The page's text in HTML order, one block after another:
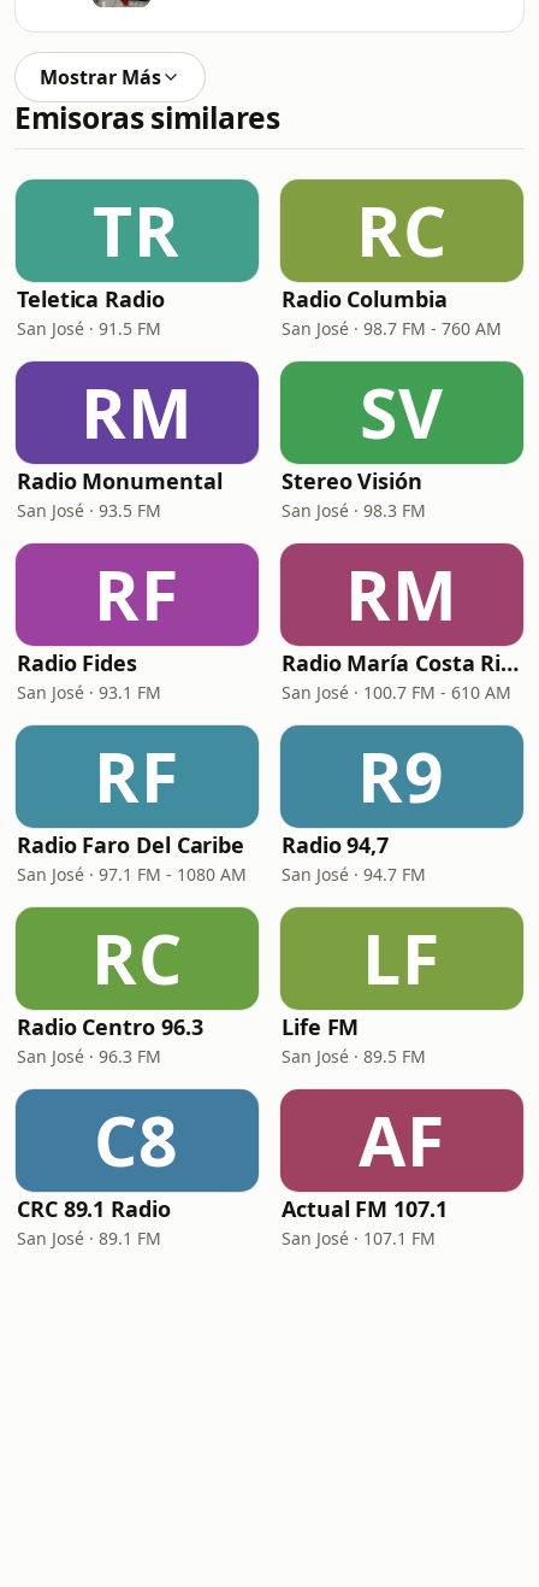
Mostrar Más
Emisoras similares
TR
Teletica Radio
San José · 91.5 FM
RC
Radio Columbia
San José · 98.7 FM - 760 AM
RM
Radio Monumental
San José · 93.5 FM
SV
Stereo Visión
San José · 98.3 FM
RF
Radio Fides
San José · 93.1 FM
RM
Radio María Costa Rica
San José · 100.7 FM - 610 AM
RF
Radio Faro Del Caribe
San José · 97.1 FM - 1080 AM
R9
Radio 94,7
San José · 94.7 FM
RC
Radio Centro 96.3
San José · 96.3 FM
LF
Life FM
San José · 89.5 FM
C8
CRC 89.1 Radio
San José · 89.1 FM
AF
Actual FM 107.1
San José · 107.1 FM